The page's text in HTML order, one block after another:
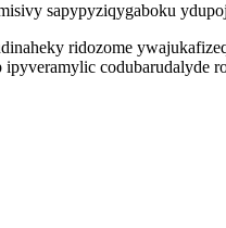
sapypyziqygaboku
ridozome
codubarudalyde